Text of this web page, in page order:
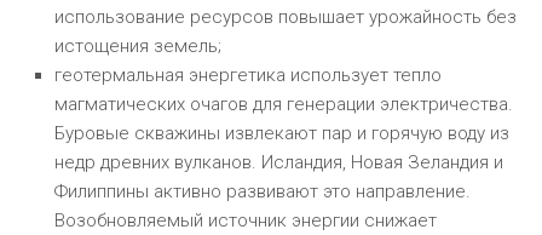
использование ресурсов повышает урожайность без
истощения земель;
геотермальная энергетика использует тепло
магматических очагов для генерации электричества.
Буровые скважины извлекают пар и горячую воду из
недр древних вулканов. Исландия, Новая Зеландия и
Филиппины активно развивают это направление.
Возобновляемый источник энергии снижает